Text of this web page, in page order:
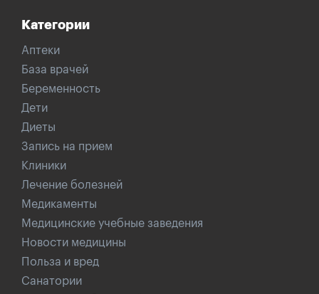
Категории
Аптеки
База врачей
Беременность
Дети
Диеты
Запись на прием
Клиники
Лечение болезней
Медикаменты
Медицинские учебные заведения
Новости медицины
Польза и вред
Санатории